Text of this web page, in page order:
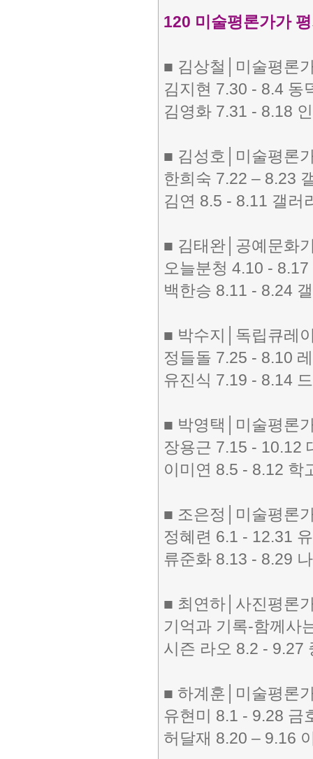
120 미술평론가가
■ 김상철│미술평론
김지현 7.30 - 8.4 동
김영화 7.31 - 8.18
■ 김성호│미술평론
한희숙 7.22 – 8.23
김연 8.5 - 8.11 갤러
■ 김태완│공예문화
오늘분청 4.10 -
백한승 8.11 - 8.24
■ 박수지│독립큐레
정들돌 7.25 - 8.10
유진식 7.19 - 8.14
■ 박영택│미술평론
장용근 7.15 - 10.12
이미연 8.5 - 8.12 학
■ 조은정│미술평론
정혜련 6.1 - 12.31
류준화 8.13 - 8.29
■ 최연하│사진평론
기억과 기록-함께사
시즌 라오 8.2 - 9.27
■ 하계훈│미술평론
유현미 8.1 - 9.28 금
허달재 8.20 – 9.16